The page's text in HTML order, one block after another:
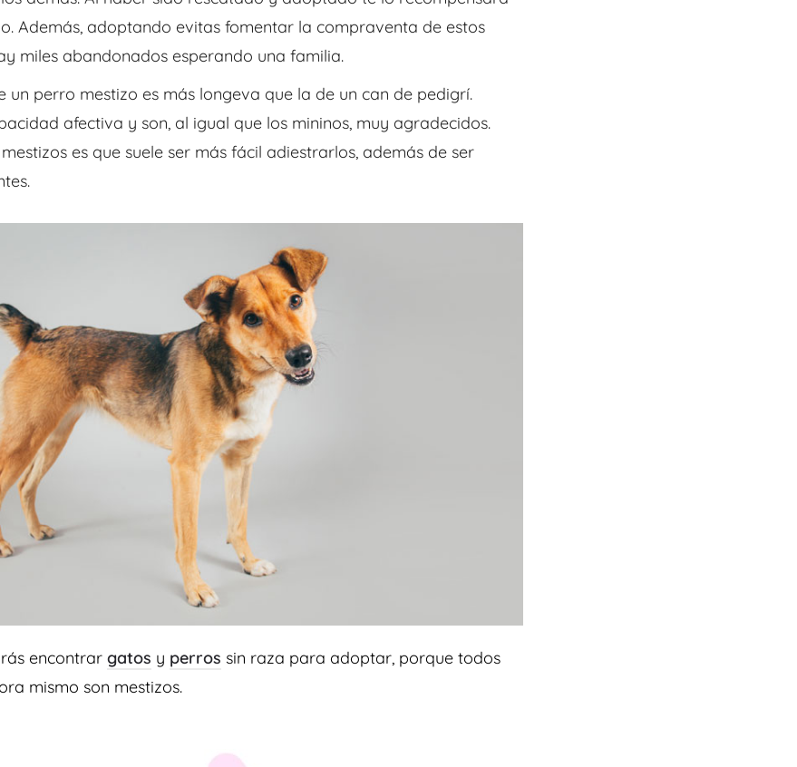
Además, adoptando evitas fomentar la compraventa de estos
miles abandonados esperando una familia.
un perro mestizo es más longeva que la de un can de pedigrí.
afectiva y son, al igual que los mininos, muy agradecidos.
es que suele ser más fácil adiestrarlos, además de ser
encontrar gatos y perros sin raza para adoptar, porque todos
mismo son mestizos.